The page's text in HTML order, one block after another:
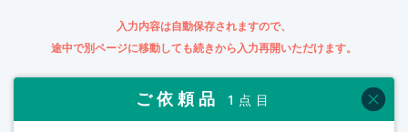
入力内容は自動保存されますので、
途中で別ページに移動しても続きから入力再開いただけます。
ご依頼品 1点目